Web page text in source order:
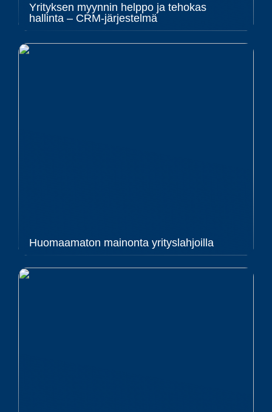
Yrityksen myynnin helppo ja tehokas
hallinta – CRM-järjestelmä
Huomaamaton mainonta yrityslahjoilla